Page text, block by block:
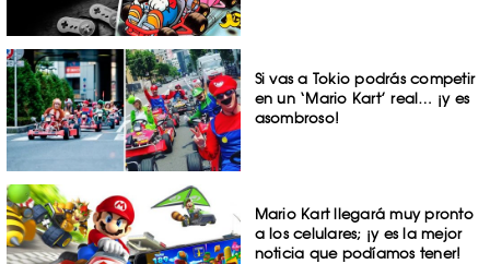
Si vas a Tokio podrás competir
en un ‘Mario Kart’ real… ¡y es
asombroso!
Mario Kart llegará muy pronto
a los celulares; ¡y es la mejor
noticia que podíamos tener!